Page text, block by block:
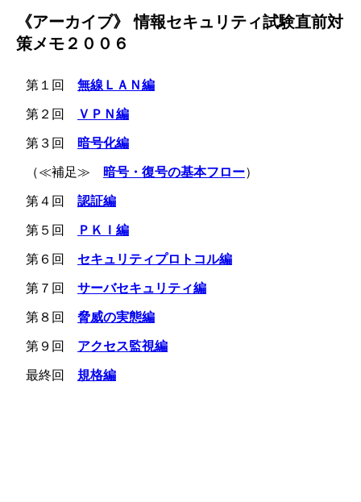
《アーカイブ》 情報セキュリティ試験直前対
策メモ２００６
第１回 無線ＬＡＮ編
第２回 ＶＰＮ編
第３回 暗号化編
（≪補足≫ 暗号・復号の基本フロー）
第４回 認証編
第５回 ＰＫＩ編
第６回 セキュリティプロトコル編
第７回 サーバセキュリティ編
第８回 脅威の実態編
第９回 アクセス監視編
最終回 規格編